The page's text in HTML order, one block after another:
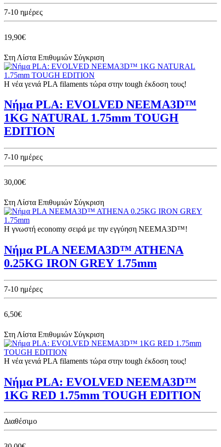
7-10 ημέρες
19,90€
Στη Λίστα Επιθυμιών Σύγκριση
Η νέα γενιά PLA filaments τώρα στην tough έκδοση τους!
Νήμα PLA: EVOLVED NEEMA3D™
1KG NATURAL 1.75mm TOUGH
EDITION
7-10 ημέρες
30,00€
Στη Λίστα Επιθυμιών Σύγκριση
Η γνωστή economy σειρά με την εγγύηση NEEMA3D™!
Νήμα PLA NEEMA3D™ ATHENA
0.25KG IRON GREY 1.75mm
7-10 ημέρες
6,50€
Στη Λίστα Επιθυμιών Σύγκριση
Η νέα γενιά PLA filaments τώρα στην tough έκδοση τους!
Νήμα PLA: EVOLVED NEEMA3D™
1KG RED 1.75mm TOUGH EDITION
Διαθέσιμο